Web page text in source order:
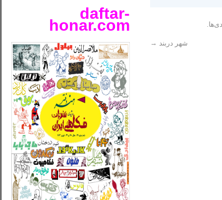
شهر دربند →
daftar-
honar.com